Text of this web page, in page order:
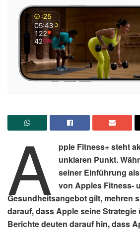
A
pple Fitness+ steht
unklaren Punkt.
seiner Einführung
von Apples Fitness-
Gesundheitsangebot gilt, mehren
darauf, dass Apple seine Strategie
Berichte deuten darauf hin, dass